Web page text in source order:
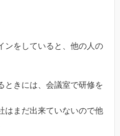
ンをしていると、他の人の
ときには、会議室で研修を
はまだ出来ていないので他